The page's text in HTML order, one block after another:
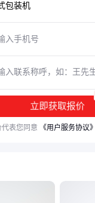
立即获取报价
表您同意 《用户服务协议》